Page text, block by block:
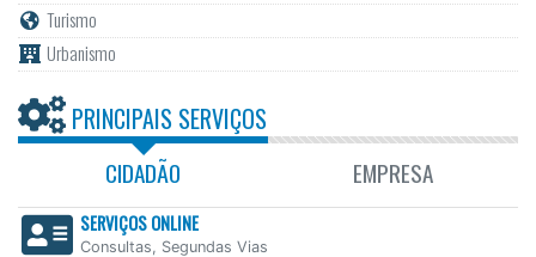
Turismo
Urbanismo
PRINCIPAIS SERVIÇOS
CIDADÃO EMPRESA
SERVIÇOS ONLINE
Consultas, Segundas Vias